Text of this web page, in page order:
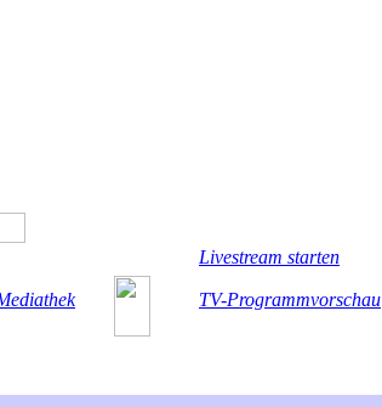
Livestream starten
TV-Programmvorschau